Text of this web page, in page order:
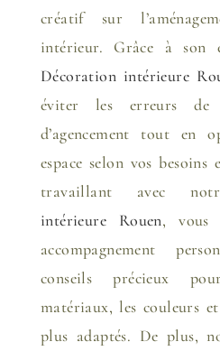
créatif sur
intérieur. Grâce à son
Décoration intérieure
éviter les erreurs de
d’agencement tout en
espace selon vos
travaillant avec
intérieure Rouen, vous
accompagnement
conseils précieux
matériaux, les couleurs
plus adaptés. De plus,